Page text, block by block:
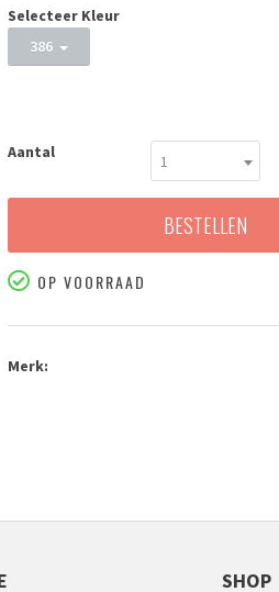
Selecteer Kleur
386
Aantal 1
BESTELLEN
OP VOORRAAD
Merk:
SHOP